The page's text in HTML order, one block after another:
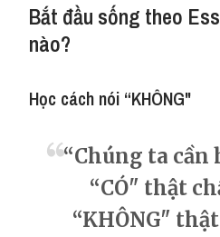
Bắt đầu sống theo
nào?
Học cách nói “KHÔNG"
“Chúng ta cần
“CÓ" thật
“KHÔNG"